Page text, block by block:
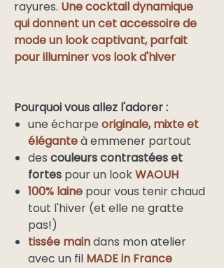
rayures. Une cocktail dynamique
qui donnent un cet accessoire de
mode un look captivant, parfait
pour illuminer vos look d'hiver
Pourquoi vous allez l'adorer :
une écharpe originale, mixte et
éléganteà emmener partout
des couleurs contrastées et
fortes pour un lookWAOUH
100% laine pour vous tenir chaud
tout l'hiver (et elle ne gratte
pas!)
tissée maindans mon atelier
avec un fil MADE in France